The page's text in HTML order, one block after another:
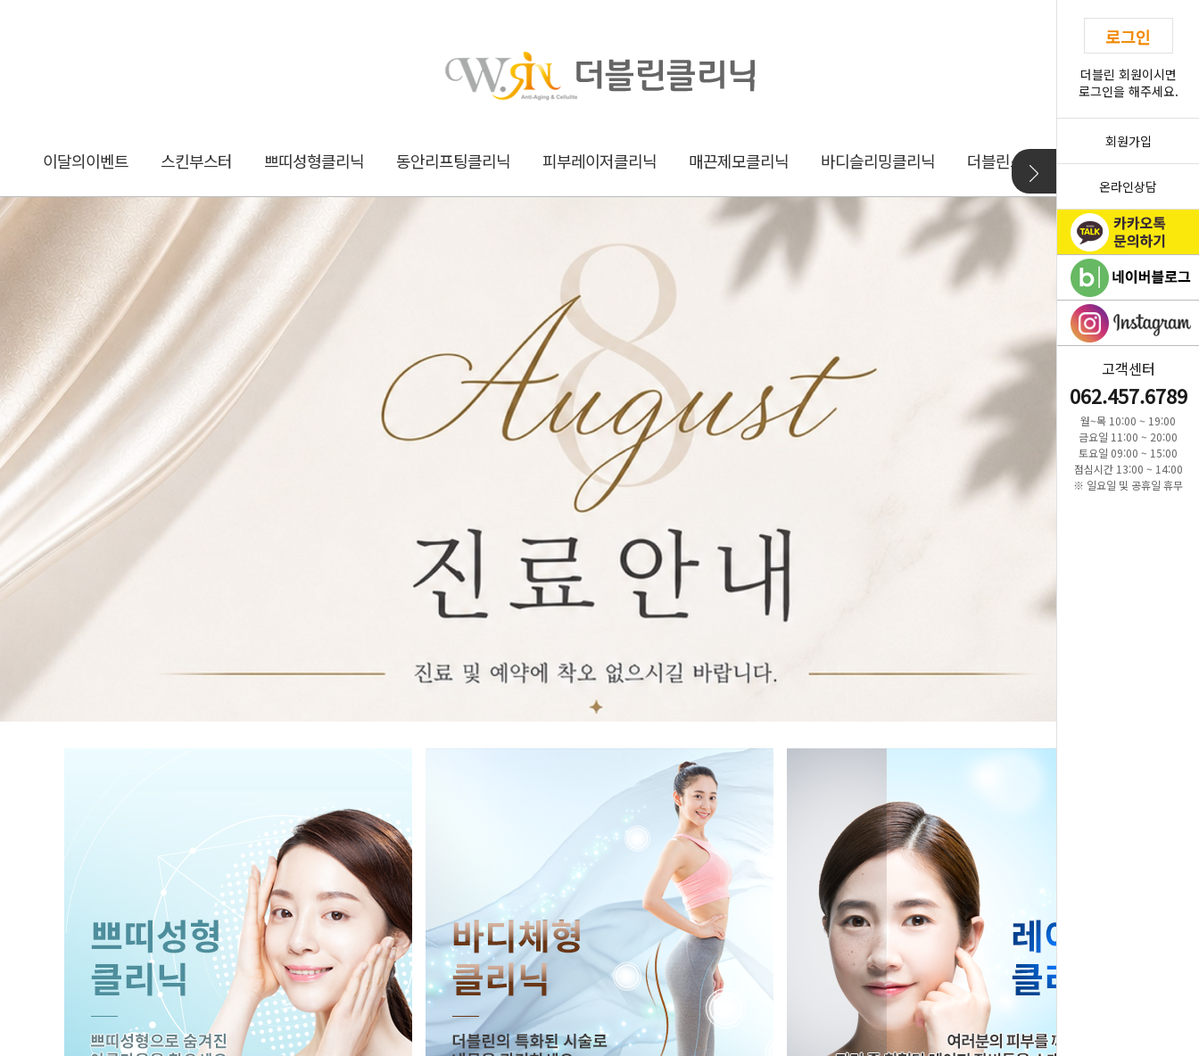
이달의이벤트 스킨부스터 쁘띠성형클리닉 동안리프팅클리닉 피부레이저클리닉 매끈제모클리닉 바디슬리밍클리닉 더블린스토리 더블린소개
로그인
더블린 회원이시면
로그인을 해주세요.
회원가입
온라인상담
고객센터
062.457.6789
월~목 10:00 ~ 19:00
금요일 11:00 ~ 20:00
토요일 09:00 ~ 15:00
점심시간 13:00 ~ 14:00
※ 일요일 및 공휴일 휴무